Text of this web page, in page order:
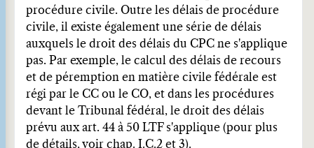
procédure civile. Outre les délais de procédure
civile, il existe également une série de délais
auxquels le droit des délais du CPC ne s'applique
pas. Par exemple, le calcul des délais de recours
et de péremption en matière civile fédérale est
régi par le CC ou le CO, et dans les procédures
devant le Tribunal fédéral, le droit des délais
prévu aux art. 44 à 50 LTF s'applique (pour plus
de détails, voir chap. I.C.2 et 3).